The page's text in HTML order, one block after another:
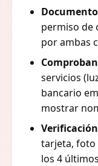
permiso de
por ambas
servicios
bancario
mostrar
tarjeta, foto
los 4